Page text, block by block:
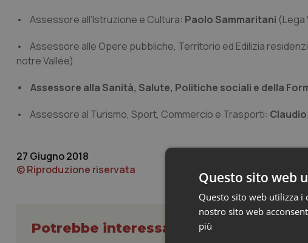
• Assessore all’Istruzione e Cultura: Paolo Sammaritani (Lega
• Assessore alle Opere pubbliche, Territorio ed Edilizia
notre Vallée)
• Assessore alla Sanità, Salute, Politiche sociali e della
• Assessore al Turismo, Sport, Commercio e Trasporti:
27 Giugno 2018
© Riproduzione riservata
Potrebbe interessarti in Regioni e Asl
Questo sito web
Questo sito web utilizza i
nostro sito web
più